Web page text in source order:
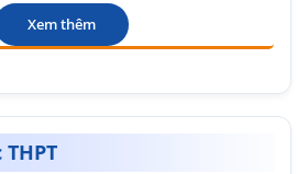
Xem thêm